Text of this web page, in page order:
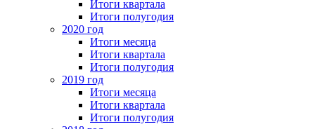
Итоги квартала
Итоги полугодия
2020 год
Итоги месяца
Итоги квартала
Итоги полугодия
2019 год
Итоги месяца
Итоги квартала
Итоги полугодия